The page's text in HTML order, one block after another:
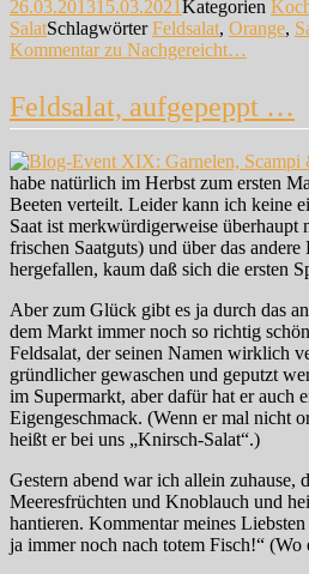
26.03.201315.03.2021Kategorien
SalatSchlagwörterFeldsalat, Orange,
Kommentarzu Nachgereicht…
Feldsalat, aufgepeppt …
habe natürlich im Herbst zum ersten
Beeten verteilt. Leider kann ich keine
Saat ist merkwürdigerweise überhaupt
frischen Saatguts) und über das
hergefallen, kaum daß sich die ersten
Aber zum Glück gibt es ja durch das
dem Markt immer noch so richtig
Feldsalat, der seinen Namen wirklich
gründlicher gewaschen und geputzt
im Supermarkt, aber dafür hat er auch
Eigengeschmack. (Wenn er mal nicht
heißt er bei uns „Knirsch-Salat“.)
Gestern abend war ich allein zuhause,
Meeresfrüchten und Knoblauch und
hantieren. Kommentar meines
ja immer noch nach totem Fisch!“ (Wo